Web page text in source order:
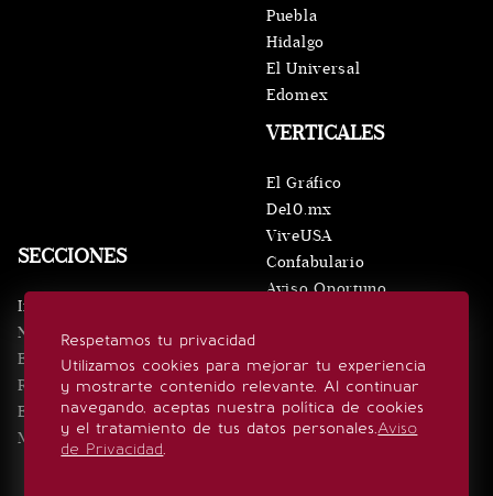
Respetamos tu privacidad
Utilizamos cookies para mejorar tu experiencia
y mostrarte contenido relevante. Al continuar
navegando, aceptas nuestra política de cookies
y el tratamiento de tus datos personales.Aviso
de Privacidad.
SECCIONES
Inicio
Noticias
Eventos
Realeza
Estilo de vida
Minuto x Minuto
VERTICALES
El Gráfico
De10.mx
ViveUSA
Confabulario
Aviso Oportuno
Puebla
Hidalgo
El Universal
Edomex
SÍGUENOS